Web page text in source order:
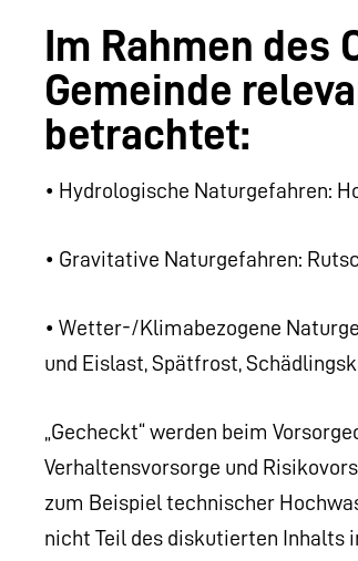
Im Rahmen
Gemeinde
betrachtet:
• Hydrologische Naturgefahren:
• Gravitative Naturgefahren:
• Wetter-/Klimabezogene
und Eislast, Spätfrost,
„Gecheckt“ werden beim
Verhaltensvorsorge und
zum Beispiel technischer
nicht Teil des diskutierten Inhalts